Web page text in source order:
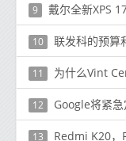
9 戴尔全新XPS
10 联发科的预算
11 为什么Vint
12 Google将紧急
13 Redmi K20，